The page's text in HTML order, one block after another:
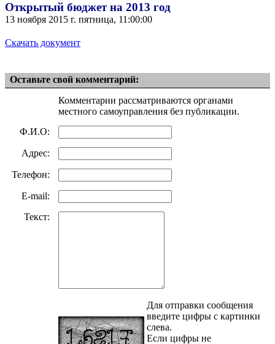
Открытый бюджет на 2013 год
13 ноября 2015 г. пятница, 11:00:00
Скачать документ
Оставьте свой комментарий:
Комментарии рассматриваются органами
местного самоуправления без публикации.
Ф.И.О:
Адрес:
Телефон:
E-mail:
Текст:
Для отправки сообщения
введите цифры с картинки
слева.
Если цифры не